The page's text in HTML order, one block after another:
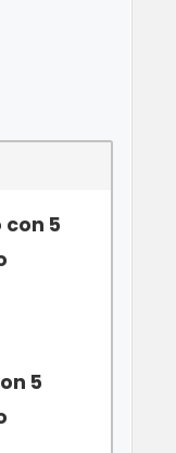
con 5
5